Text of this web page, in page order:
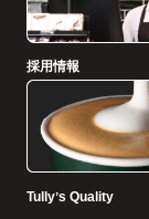
採用情報
Tullyʼs Quality